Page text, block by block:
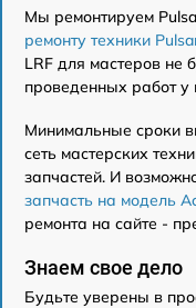
Мы ремонтируем
ремонту техники
LRF для мастеров не
проведенных работ у
Минимальные сроки
сеть мастерских
запчастей. И
запчасть на модель
ремонта на сайте -
Знаем свое дело
Будьте уверены в